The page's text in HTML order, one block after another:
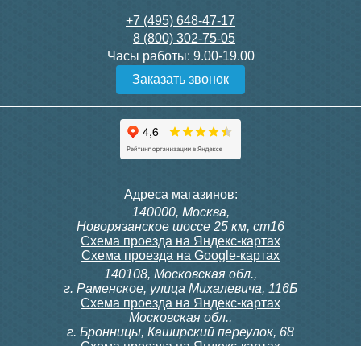
22 690
Подробнее Подробнее
подвесная Style Line
Даллас Леон 120 Люкс
PLUS, серая
17 390
подвесная Style Line
Даллас Леон 120 Люкс
PLUS, белая
17 390
+7 (495) 648-47-17
8 (800) 302-75-05
Часы работы: 9.00-19.00
Заказать звонок
Адреса магазинов:
140000, Москва,
Новорязанское шоссе 25 км, ст16
Схема проезда на Яндекс-картах
Схема проезда на Google-картах
140108, Московская обл.,
г. Раменское, улица Михалевича, 116Б
Схема проезда на Яндекс-картах
Московская обл.,
г. Бронницы, Каширский переулок, 68